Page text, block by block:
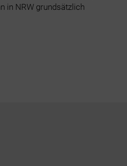
in NRW grundsätzlich